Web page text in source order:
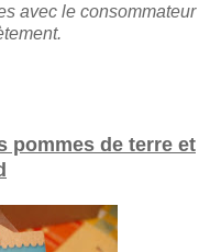
avec le consommateur
pommes de terre et